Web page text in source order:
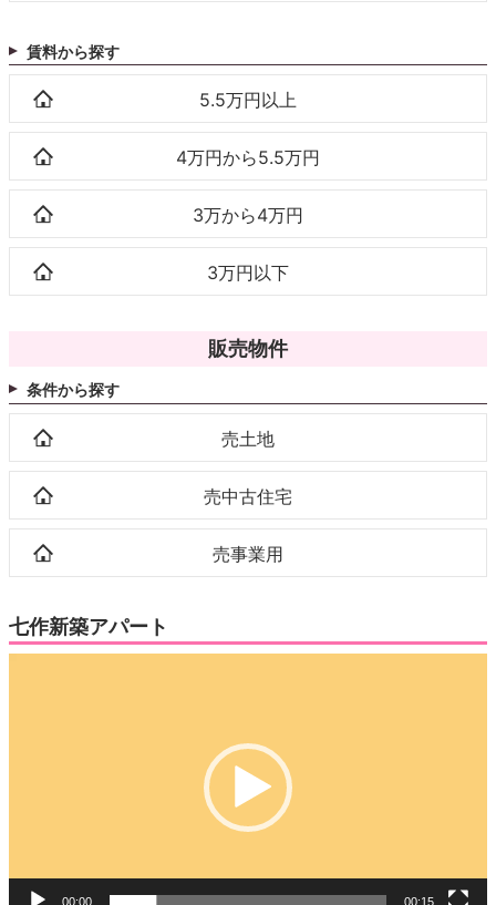
賃料から探す
5.5万円以上
4万円から5.5万円
3万から4万円
3万円以下
販売物件
条件から探す
売土地
売中古住宅
売事業用
七作新築アパート
00:00 00:15